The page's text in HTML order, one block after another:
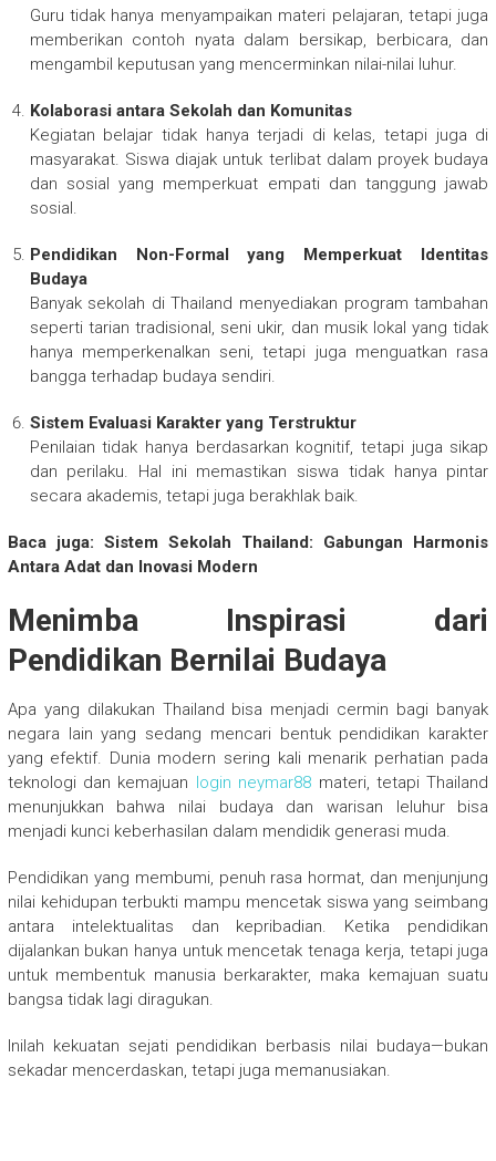
Guru tidak hanya menyampaikan materi pelajaran, tetapi juga
memberikan contoh nyata dalam bersikap, berbicara, dan
mengambil keputusan yang mencerminkan nilai-nilai luhur.
Kolaborasi antara Sekolah dan Komunitas
Kegiatan belajar tidak hanya terjadi di kelas, tetapi juga di
masyarakat. Siswa diajak untuk terlibat dalam proyek budaya
dan sosial yang memperkuat empati dan tanggung jawab
sosial.
Pendidikan Non-Formal yang Memperkuat Identitas
Budaya
Banyak sekolah di Thailand menyediakan program tambahan
seperti tarian tradisional, seni ukir, dan musik lokal yang tidak
hanya memperkenalkan seni, tetapi juga menguatkan rasa
bangga terhadap budaya sendiri.
Sistem Evaluasi Karakter yang Terstruktur
Penilaian tidak hanya berdasarkan kognitif, tetapi juga sikap
dan perilaku. Hal ini memastikan siswa tidak hanya pintar
secara akademis, tetapi juga berakhlak baik.
Baca juga: Sistem Sekolah Thailand: Gabungan Harmonis
Antara Adat dan Inovasi Modern
Menimba Inspirasi dari
Pendidikan Bernilai Budaya
Apa yang dilakukan Thailand bisa menjadi cermin bagi banyak
negara lain yang sedang mencari bentuk pendidikan karakter
yang efektif. Dunia modern sering kali menarik perhatian pada
teknologi dan kemajuan login neymar88 materi, tetapi Thailand
menunjukkan bahwa nilai budaya dan warisan leluhur bisa
menjadi kunci keberhasilan dalam mendidik generasi muda.
Pendidikan yang membumi, penuh rasa hormat, dan menjunjung
nilai kehidupan terbukti mampu mencetak siswa yang seimbang
antara intelektualitas dan kepribadian. Ketika pendidikan
dijalankan bukan hanya untuk mencetak tenaga kerja, tetapi juga
untuk membentuk manusia berkarakter, maka kemajuan suatu
bangsa tidak lagi diragukan.
Inilah kekuatan sejati pendidikan berbasis nilai budaya—bukan
sekadar mencerdaskan, tetapi juga memanusiakan.